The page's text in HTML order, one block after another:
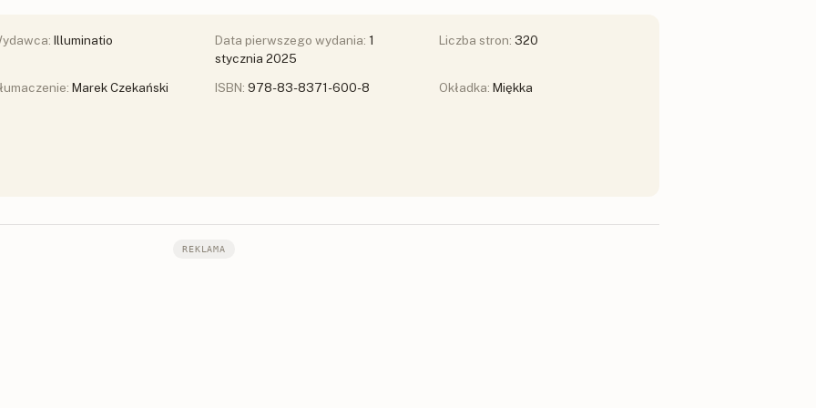
Illuminatio Data pierwszego wydania: 1
stycznia 2025
Liczba stron: 320
Marek Czekański ISBN: 978-83-8371-600-8 Okładka: Miękka
REKLAMA